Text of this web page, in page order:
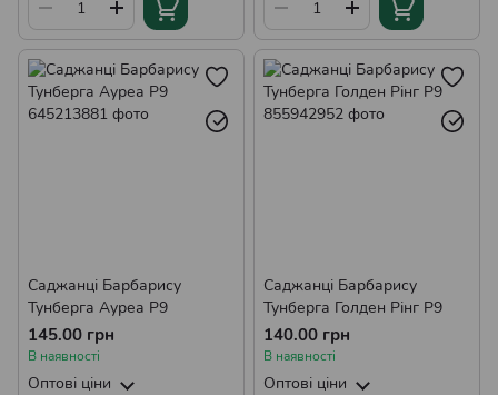
Саджанці Барбарису
Тунберга Ауреа Р9
145.00 грн
В наявності
Оптові ціни
Саджанці Барбарису
Тунберга Голден Рінг Р9
140.00 грн
В наявності
Оптові ціни